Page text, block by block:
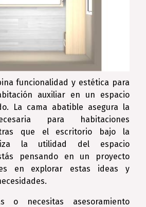
funcionalidad y estética para
auxiliar en un espacio
La cama abatible asegura la
para habitaciones
que el escritorio bajo la
la utilidad del espacio
pensando en un proyecto
en explorar estas ideas y
o necesitas asesoramiento